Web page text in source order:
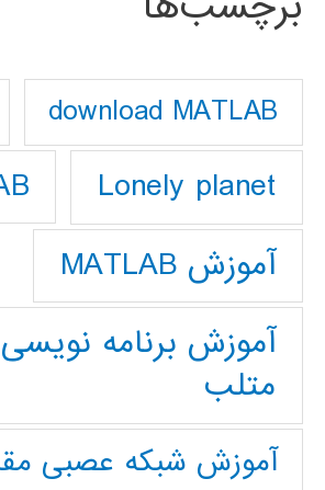
download MATLAB
Lonely planet
آموزش MATLAB
آموزش برنامه
متلب
آموزش شبکه عصبی